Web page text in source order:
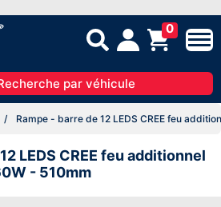
0
par véhicule
Rampe - barre de 12 LEDS CREE feu
LEDS CREE feu additionnel
- 510mm